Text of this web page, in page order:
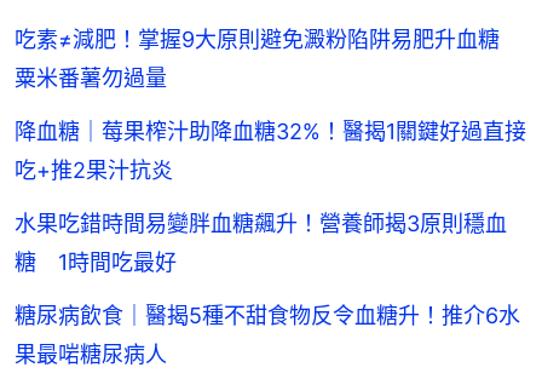
吃素≠減肥！掌握9大原則避免澱粉陷阱易肥升血糖
粟米番薯勿過量
降血糖｜莓果榨汁助降血糖32%！醫揭1關鍵好過直接
吃+推2果汁抗炎
水果吃錯時間易變胖血糖飆升！營養師揭3原則穩血
糖 1時間吃最好
糖尿病飲食｜醫揭5種不甜食物反令血糖升！推介6水
果最啱糖尿病人